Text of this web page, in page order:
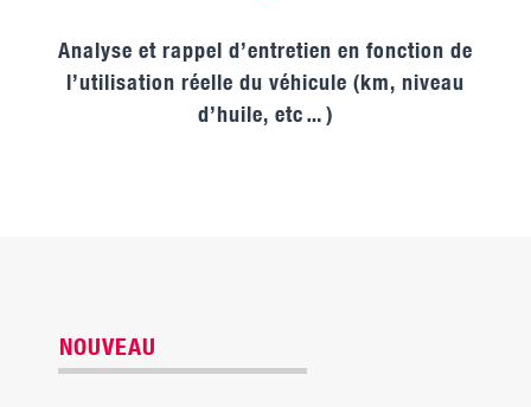
Analyse et rappel d’entretien en fonction de
l’utilisation réelle du véhicule (km, niveau
d’huile, etc…)
NOUVEAU